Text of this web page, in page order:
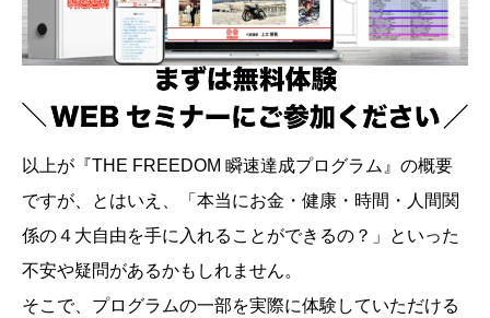
以上が『THE FREEDOM 瞬速達成プログラム』の概要
ですが、とはいえ、「本当にお金・健康・時間・人間関
係の４大自由を手に入れることができるの？」といった
不安や疑問があるかもしれません。
そこで、プログラムの一部を実際に体験していただける